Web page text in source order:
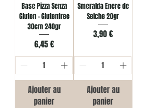
Base Pizza Senza
Gluten - Glutenfree
30cm 240gr
Prix
6,45 €
Ajouter au
panier
Smeralda Encre de
Seiche 20gr
Prix
3,90 €
Ajouter au
panier